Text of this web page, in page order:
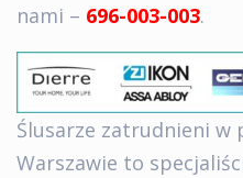
nami – 696-003-003.
Ślusarze zatrudnieni
Warszawie to